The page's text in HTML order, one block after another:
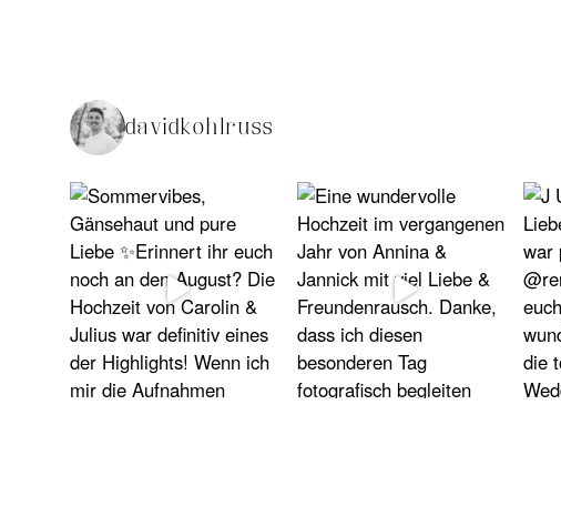
davidkohlruss